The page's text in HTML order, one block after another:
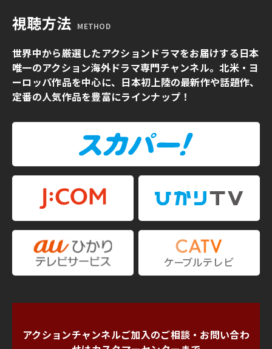
視聴方法 METHOD
世界中から厳選したアクションドラマをお届けする日本
唯一のアクション海外ドラマ専門チャンネル。北米・ヨ
ーロッパ作品を中心に、日本初上陸の最新作や話題作、
定番の人気作品を豊富にラインナップ！
アクションチャンネルご加入のご相談・お問い合わ